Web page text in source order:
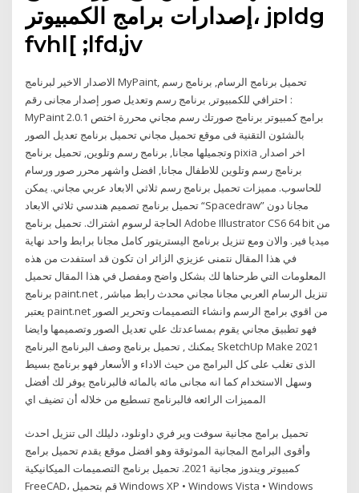
إصدارات برامج الكمبيوتر، jpldg
fvhl[ ;lfd,jv
الاصدار الاخير لبرنامج MyPaint, تحميل برنامج الرسام, برنامج رسم
احترافي للكمبيوتر, برنامج رسم وتعديل صور إصدار مجانى رقم :
MyPaint 2.0.1 برامج كمبيوتر برنامج صورتك رسم مجاني محررة اختص
بالشئون التقنية فى موقع تحميل مجاني تحميل برنامج تعديل الصور
وتجميلها مجانا, برنامج رسم وتلوين, تحميل برنامج pixia اخر اصدار,
برنامج رسم وتلوين للاطفال مجانا, افضل واشهر محرر صور ورسام
للحاسوب. مميزات تحميل برنامج رسم ثلاثي الابعاد عربي مجاني. يمكن
تحميل برنامج تصميم هندسي ثلاثي الابعاد “Spacedraw” مجانا دون
الحاجة لرسوم اشتراك. تحميل برنامج Adobe Illustrator CS6 64 bit من
ميديا فير. والان ومع تنزيل برنامج اليستريتور كامل مجانا برابط واحد نهاية
في هذا المقال نتمنى عزيزي الزائر ان تكون قد استفدت من هذه
المعلومات التي طرحناها لك بشكل واضح ومفصل في هذا المقال تحميل
برنامج paint.net تنزيل الرسام العربي مجانا مجاني محدث رابط مباشر ,
يعتبر paint.net من اقوي برامج الرسم وانشاء التصميمات وتحرير الصور
فهو تطبيق مجاني يقوم بمساعدتك علي تعديل الصور وتصميمها وايضا
يمكنك , تحميل برنامج وصف البرنامج البرنامج SketchUp Make 2021
الذى تغلب على كل البرامج من حيث الاداء و الأسعار فهو برنامج بسيط
وسهل الاستخدام كما انه مجانى مائه بالمائه فالبرنامج يوفر لك أفضل
المميزات الرائعه فالبرنامج تسطيع من خلاله أن تضيف اي
تحميل برامج مجانية سوفت وير فري داونلود، دليلك الى تنزيل احدث
وأقوى البرامج المجانية الموثوقة وهو افضل موقع يقدم تحميل برامج
كمبيوتر ويندوز مجانية 2021. تحميل برنامج التصميمات الميكانيكية
FreeCAD، قم بتحميل Windows XP • Windows Vista • Windows